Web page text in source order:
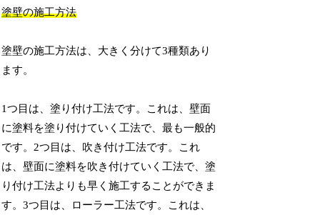
塗壁の施工方法
塗壁の施工方法は、大きく分けて3種類あり
ます。
1つ目は、塗り付け工法です。これは、壁面
に塗料を塗り付けていく工法で、最も一般的
です。2つ目は、吹き付け工法です。これ
は、壁面に塗料を吹き付けていく工法で、塗
り付け工法よりも早く施工することができま
す。3つ目は、ローラー工法です。これは、